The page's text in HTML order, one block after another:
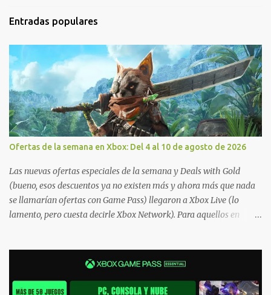
Entradas populares
Ofertas de la semana en Xbox: Del 4 al 10 de agosto de 2026
Las nuevas ofertas especiales de la semana y Deals with Gold
(bueno, esos descuentos ya no existen más y ahora más que nada
se llamarían ofertas con Game Pass) llegaron a Xbox Live (lo
lamento, pero cuesta decirle Xbox Network). Para aquellos en
jugarlos y mantener un progreso compartido en Windows PC y
Xbox, y tenemos un listado de juegos compatibles por acá . ¿Aún
necesitas una mano con las compras? Tenemos un tutorial extenso